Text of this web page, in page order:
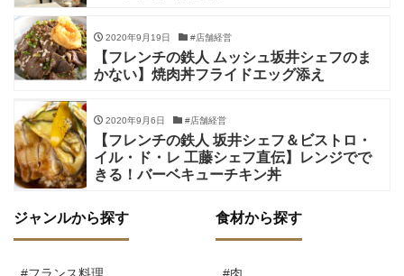
2020年9月19日 #店舗経営
【フレンチの鉄人 ムッシュ坂井シェフのま
かない】焼肉丼フライドエッグ添え
2020年9月6日 #店舗経営
【フレンチの鉄人 坂井シェフ＆ビストロ・
イル・ド・レ 工藤シェフ直伝】レンジでで
きる！バーベキューチキン丼
ジャンルから探す 食材から探す